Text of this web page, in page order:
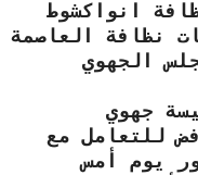
انواكشوط
نظافة العاصمة
الجهوي
جهوي
للتعامل مع
يوم أمس